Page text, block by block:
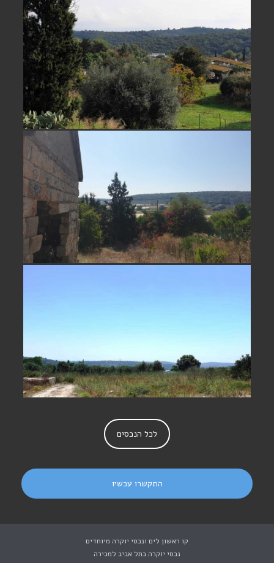
נחלה קסומה למכירה בכרם מהר"ל- לא
אקטואלי
נחלה למכירה במושב כרם מהר"ל- לא
אקטואלי
לכל הנכסים
התקשרו עכשיו
קו ראשון לים ונכסי יוקרה מיוחדים
נכסי יוקרה בתל אביב למכירה